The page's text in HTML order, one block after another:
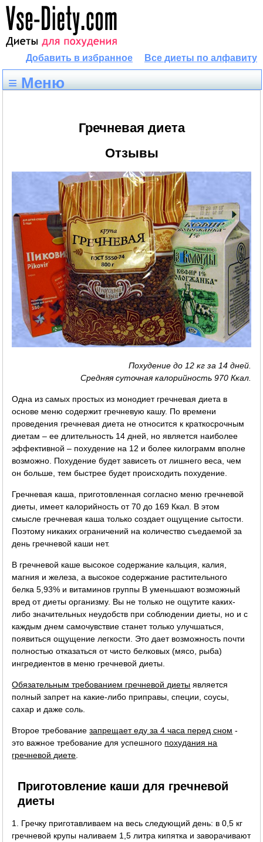
Все диеты по алфавиту
Добавить в избранное
≡ Меню
Гречневая диета
Отзывы
Похудение до 12 кг за 14 дней.
Средняя суточная калорийность 970 Ккал.
Одна из самых простых из монодиет гречневая диета в
основе меню содержит гречневую кашу. По времени
проведения гречневая диета не относится к краткосрочным
диетам – ее длительность 14 дней, но является наиболее
эффективной – похудение на 12 и более килограмм вполне
возможно. Похудение будет зависеть от лишнего веса, чем
он больше, тем быстрее будет происходить похудение.
Гречневая каша, приготовленная согласно меню гречневой
диеты, имеет калорийность от 70 до 169 Ккал. В этом
смысле гречневая каша только создает ощущение сытости.
Поэтому никаких ограничений на количество съедаемой за
день гречневой каши нет.
В гречневой каше высокое содержание кальция, калия,
магния и железа, а высокое содержание растительного
белка 5,93% и витаминов группы B уменьшают возможный
вред от диеты организму. Вы не только не ощутите каких-
либо значительных неудобств при соблюдении диеты, но и с
каждым днем самочувствие станет только улучшаться,
появиться ощущение легкости. Это дает возможность почти
полностью отказаться от чисто белковых (мясо, рыба)
ингредиентов в меню гречневой диеты.
Обязательным требованием гречневой диеты является
полный запрет на какие-либо приправы, специи, соусы,
сахар и даже соль.
Второе требованиезапрещает еду за 4 часа перед сном -
это важное требование для успешного похудания на
гречневой диете
Приготовление каши для гречневой
диеты
1. Гречку приготавливаем на весь следующий день: в 0,5 кг
гречневой крупы наливаем 1,5 литра кипятка и заворачивают